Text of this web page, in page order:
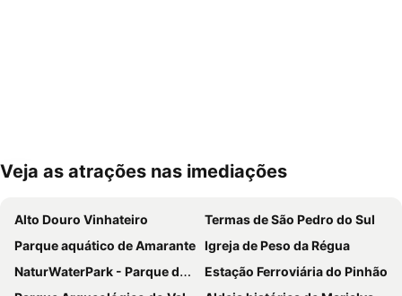
Ampliar mapa
Veja as atrações nas imediações
Alto Douro Vinhateiro
Termas de São Pedro do Sul
Parque aquático de Amarante Igreja de Peso da Régua
NaturWaterPark - Parque de Diversões do Douro
Estação Ferroviária do Pinhão